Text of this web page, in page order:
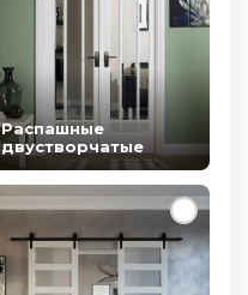
Распашные
двустворчатые